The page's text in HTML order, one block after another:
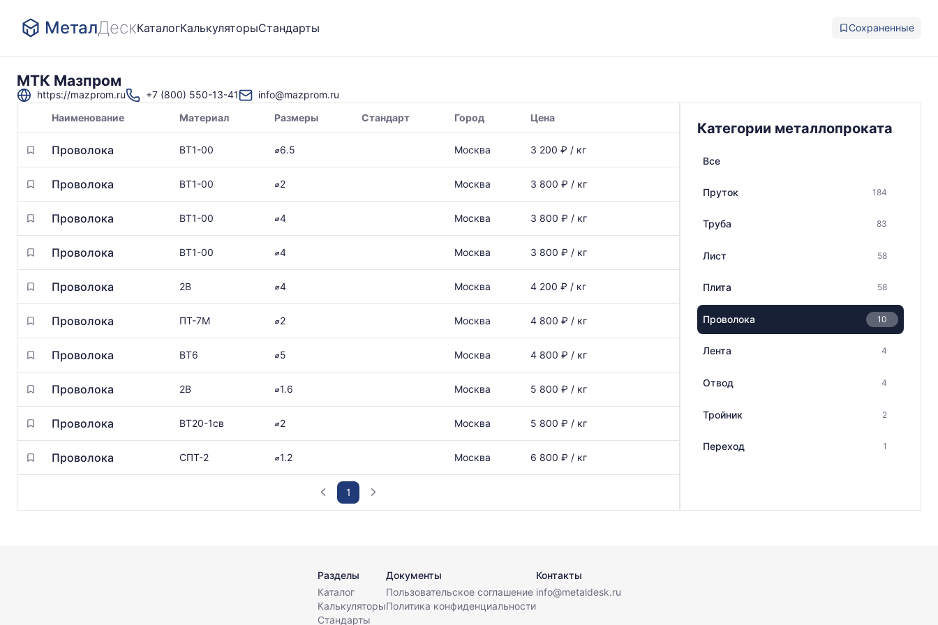
МеталДескКаталогКалькуляторыСтандарты Сохраненные
МТК Мазпром
https://mazprom.ru +7 (800) 550-13-41 info@mazprom.ru
поставщика
Наименование Материал Размеры Стандарт Город Цена
Проволока ВТ1-00 ⌀6.5 Москва 3 200 ₽ / кг
Проволока ВТ1-00 ⌀2 Москва 3 800 ₽ / кг
Проволока ВТ1-00 ⌀4 Москва 3 800 ₽ / кг
Проволока ВТ1-00 ⌀4 Москва 3 800 ₽ / кг
Проволока 2В ⌀4 Москва 4 200 ₽ / кг
Проволока ПТ-7М ⌀2 Москва 4 800 ₽ / кг
Проволока ВТ6 ⌀5 Москва 4 800 ₽ / кг
Проволока 2В ⌀1.6 Москва 5 800 ₽ / кг
Проволока ВТ20-1св ⌀2 Москва 5 800 ₽ / кг
Проволока СПТ-2 ⌀1.2 Москва 6 800 ₽ / кг
1
Категории металлопроката
Все
Пруток 184
Труба 83
Лист 58
Плита 58
Проволока 10
Лента 4
Отвод 4
Тройник 2
Переход 1
Разделы
Каталог
Калькуляторы
Стандарты
Документы
Пользовательское соглашение
Политика конфиденциальности
Контакты
info@metaldesk.ru